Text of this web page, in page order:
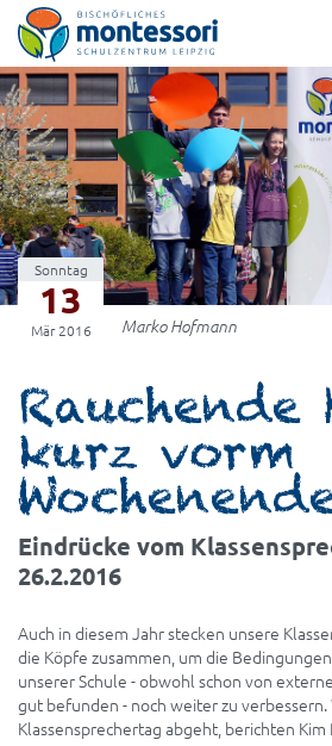
Montessori-Schulzentrum Leipzig
Sonntag
13
Mär 2016 Marko Hofmann
Rauchende
kurz vorm
Eindrücke vom
26.2.2016
Auch in diesem Jahr stecken unsere
die Köpfe zusammen, um die
unserer Schule - obwohl schon von
gut befunden - noch weiter zu verbessern.
Klassensprechertag abgeht, berichten Kim